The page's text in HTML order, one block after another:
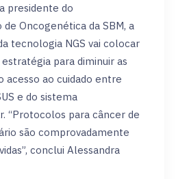
presidente do
Oncogenética da SBM, a
tecnologia NGS vai colocar
para diminuir as
acesso ao cuidado entre
e do sistema
“Protocolos para câncer de
são comprovadamente
conclui Alessandra